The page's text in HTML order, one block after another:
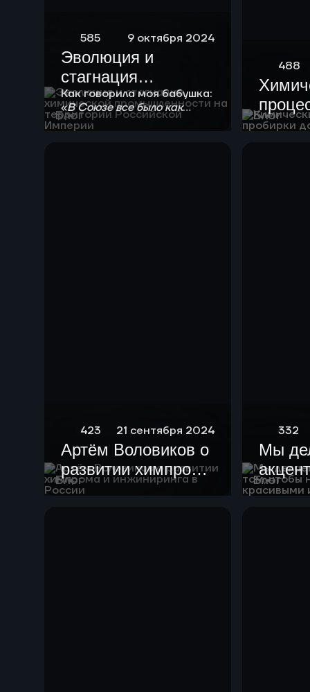
Блог
585 9 октября 2024
Эволюция и
стагнация
химической
промышленности
на территории
Как говорила моя бабушка:
«В Союзе все было как
положено! ». Любой
химической технологии
Блог
488
Блог
423 21 сентября 2024
Артём Воловиков о
развитии химпрома
и инжиниринга в
Блог
332
Мы